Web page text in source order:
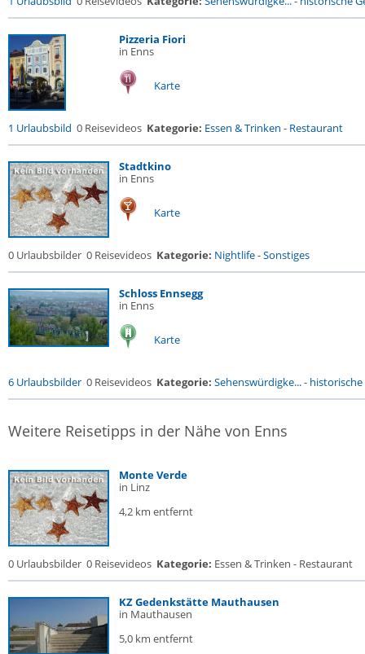
Pizzeria Fiori
in Enns
Karte
1 Urlaubsbild 0 Reisevideos Kategorie: Essen & Trinken - Restaurant
Stadtkino
in Enns
Karte
0 Urlaubsbilder 0 Reisevideos Kategorie: Nightlife-Sonstiges
Schloss Ennsegg
in Enns
Karte
6 Urlaubsbilder 0 Reisevideos Kategorie: Sehenswürdigke...- historische
Weitere Reisetipps in der Nähe von Enns
Monte Verde
in Linz
4,2 km entfernt
0 Urlaubsbilder 0 Reisevideos Kategorie: Essen & Trinken - Restaurant
KZ Gedenkstätte Mauthausen
in Mauthausen
5,0 km entfernt